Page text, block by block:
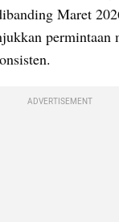
Maret
permintaan
ADVERTISEMENT